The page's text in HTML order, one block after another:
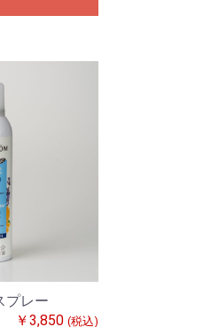
プレー
￥3,850 (税込)